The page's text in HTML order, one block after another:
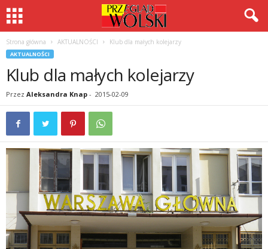
Strona główna AKTUALNOŚCI Klub dla małych kolejarzy
AKTUALNOŚCI
Klub dla małych kolejarzy
Przez Aleksandra Knap - 2015-02-09